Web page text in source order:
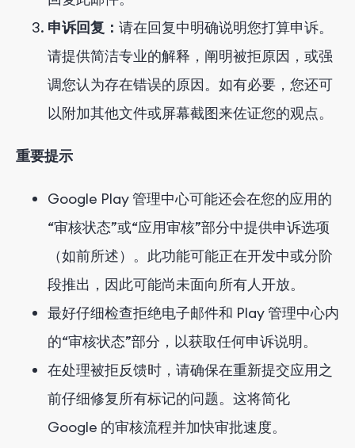
申诉回复： 请在回复中明确说明您打算申诉。
请提供简洁专业的解释，阐明被拒原因，或强
调您认为存在错误的原因。如有必要，您还可
以附加其他文件或屏幕截图来佐证您的观点。
重要提示
Google Play 管理中心可能还会在您的应用的
“审核状态”或“应用审核”部分中提供申诉选项
（如前所述）。此功能可能正在开发中或分阶
段推出，因此可能尚未面向所有人开放。
最好仔细检查拒绝电子邮件和 Play 管理中心内
的“审核状态”部分，以获取任何申诉说明。
在处理被拒反馈时，请确保在重新提交应用之
前仔细修复所有标记的问题。这将简化
Google 的审核流程并加快审批速度。